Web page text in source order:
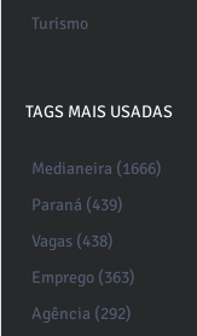
Turismo
TAGS MAIS USADAS
Medianeira (1666)
Paraná (439)
Vagas (438)
Emprego (363)
Agência (292)